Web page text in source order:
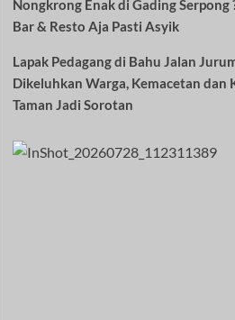
Nongkrong Enak di Gading Serpong
Bar & Resto Aja Pasti Asyik
Lapak Pedagang di Bahu Jalan
Dikeluhkan Warga, Kemacetan dan
Taman Jadi Sorotan